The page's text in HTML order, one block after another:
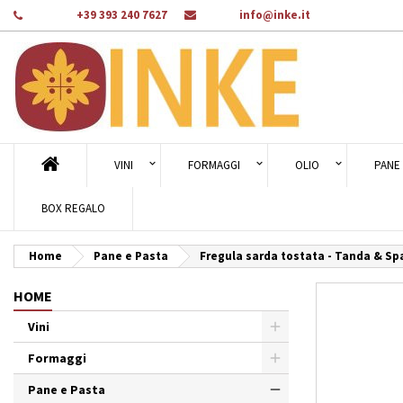
+39 393 240 7627 info@inke.it
VINI FORMAGGI OLIO PANE
BOX REGALO
Home Pane e Pasta Fregula sarda tostata - Tanda &
HOME
Vini
Formaggi
Pane e Pasta